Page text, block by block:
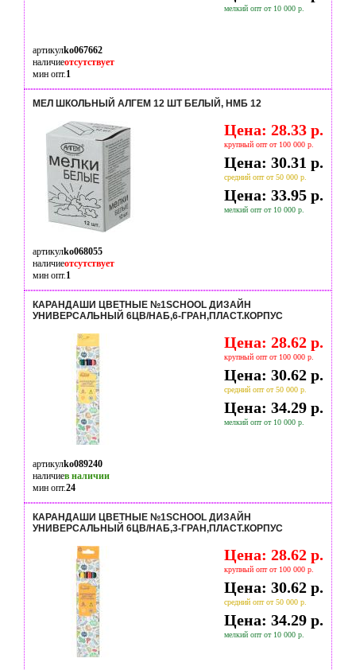
мелкий опт от 10 000 р.
артикулko067662
наличиеотсутствует
мин опт.1
МЕЛ ШКОЛЬНЫЙ АЛГЕМ 12 ШТ БЕЛЫЙ, НМБ 12
Цена: 28.33 р.
крупный опт от 100 000 р.
Цена: 30.31 р.
средний опт от 50 000 р.
Цена: 33.95 р.
мелкий опт от 10 000 р.
артикулko068055
наличиеотсутствует
мин опт.1
КАРАНДАШИ ЦВЕТНЫЕ №1SCHOOL ДИЗАЙН
УНИВЕРСАЛЬНЫЙ 6ЦВ/НАБ,6-ГРАН,ПЛАСТ.КОРПУС
Цена: 28.62 р.
крупный опт от 100 000 р.
Цена: 30.62 р.
средний опт от 50 000 р.
Цена: 34.29 р.
мелкий опт от 10 000 р.
артикулko089240
наличиев наличии
мин опт.24
КАРАНДАШИ ЦВЕТНЫЕ №1SCHOOL ДИЗАЙН
УНИВЕРСАЛЬНЫЙ 6ЦВ/НАБ,3-ГРАН,ПЛАСТ.КОРПУС
Цена: 28.62 р.
крупный опт от 100 000 р.
Цена: 30.62 р.
средний опт от 50 000 р.
Цена: 34.29 р.
мелкий опт от 10 000 р.